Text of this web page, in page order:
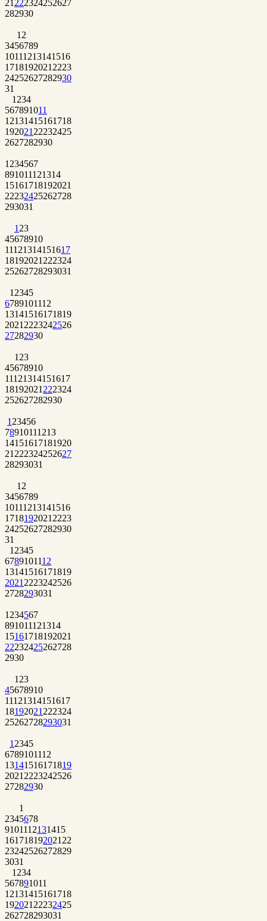
21 222324252627
282930
1 2
3456789
10111213141516
1718192021 2223
24252627282930
31
1 234
567891011
12131415161718
192021 22232425
2627282930
1 234567
891011121314
15161718192021
22232425262728
293031
1 23
45678910
11121314151617
18192021 222324
25262728293031
1 2345
6789101112
13141516171819
2021 2223242526
27282930
1 23
45678910
11121314151617
18192021 222324
252627282930
1 23456
78910111213
14151617181920
21 222324252627
28293031
1 2
3456789
10111213141516
1718192021 2223
24252627282930
31
1 2345
6789101112
13141516171819
2021 2223242526
2728293031
1 234567
891011121314
15161718192021
22232425262728
2930
1 23
45678910
11121314151617
18192021 222324
25262728293031
1 2345
6789101112
13141516171819
2021 2223242526
27282930
1
2345678
9101112131415
161718192021 22
23242526272829
3031
1 234
567891011
12131415161718
192021 22232425
262728293031